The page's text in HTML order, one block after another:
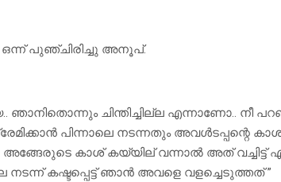
പുഞ്ചിരിച്ചു അനൂപ്.
ഞാനിതൊന്നും ചിന്തിച്ചില്ല എന്നാണോ.. നീ
പിന്നാലെ നടന്നതും അവൾടപ്പന്റെ കാശ്
അങ്ങേരുടെ കാശ് കയ്യില് വന്നാൽ അത് വച്ചിട്ട്
കഷ്ടപ്പെട്ട് ഞാൻ അവളെ വളച്ചെടുത്തത് ”